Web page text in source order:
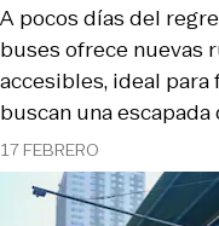
17 FEBRERO
A pocos días del
buses ofrece nuevas
accesibles, ideal
buscan una